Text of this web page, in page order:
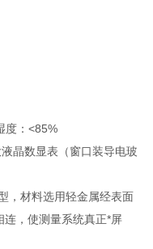
度：<85%
晶数显表（窗口装导电玻
，材料选用轻金属经表面
连，使测量系统真正*屏